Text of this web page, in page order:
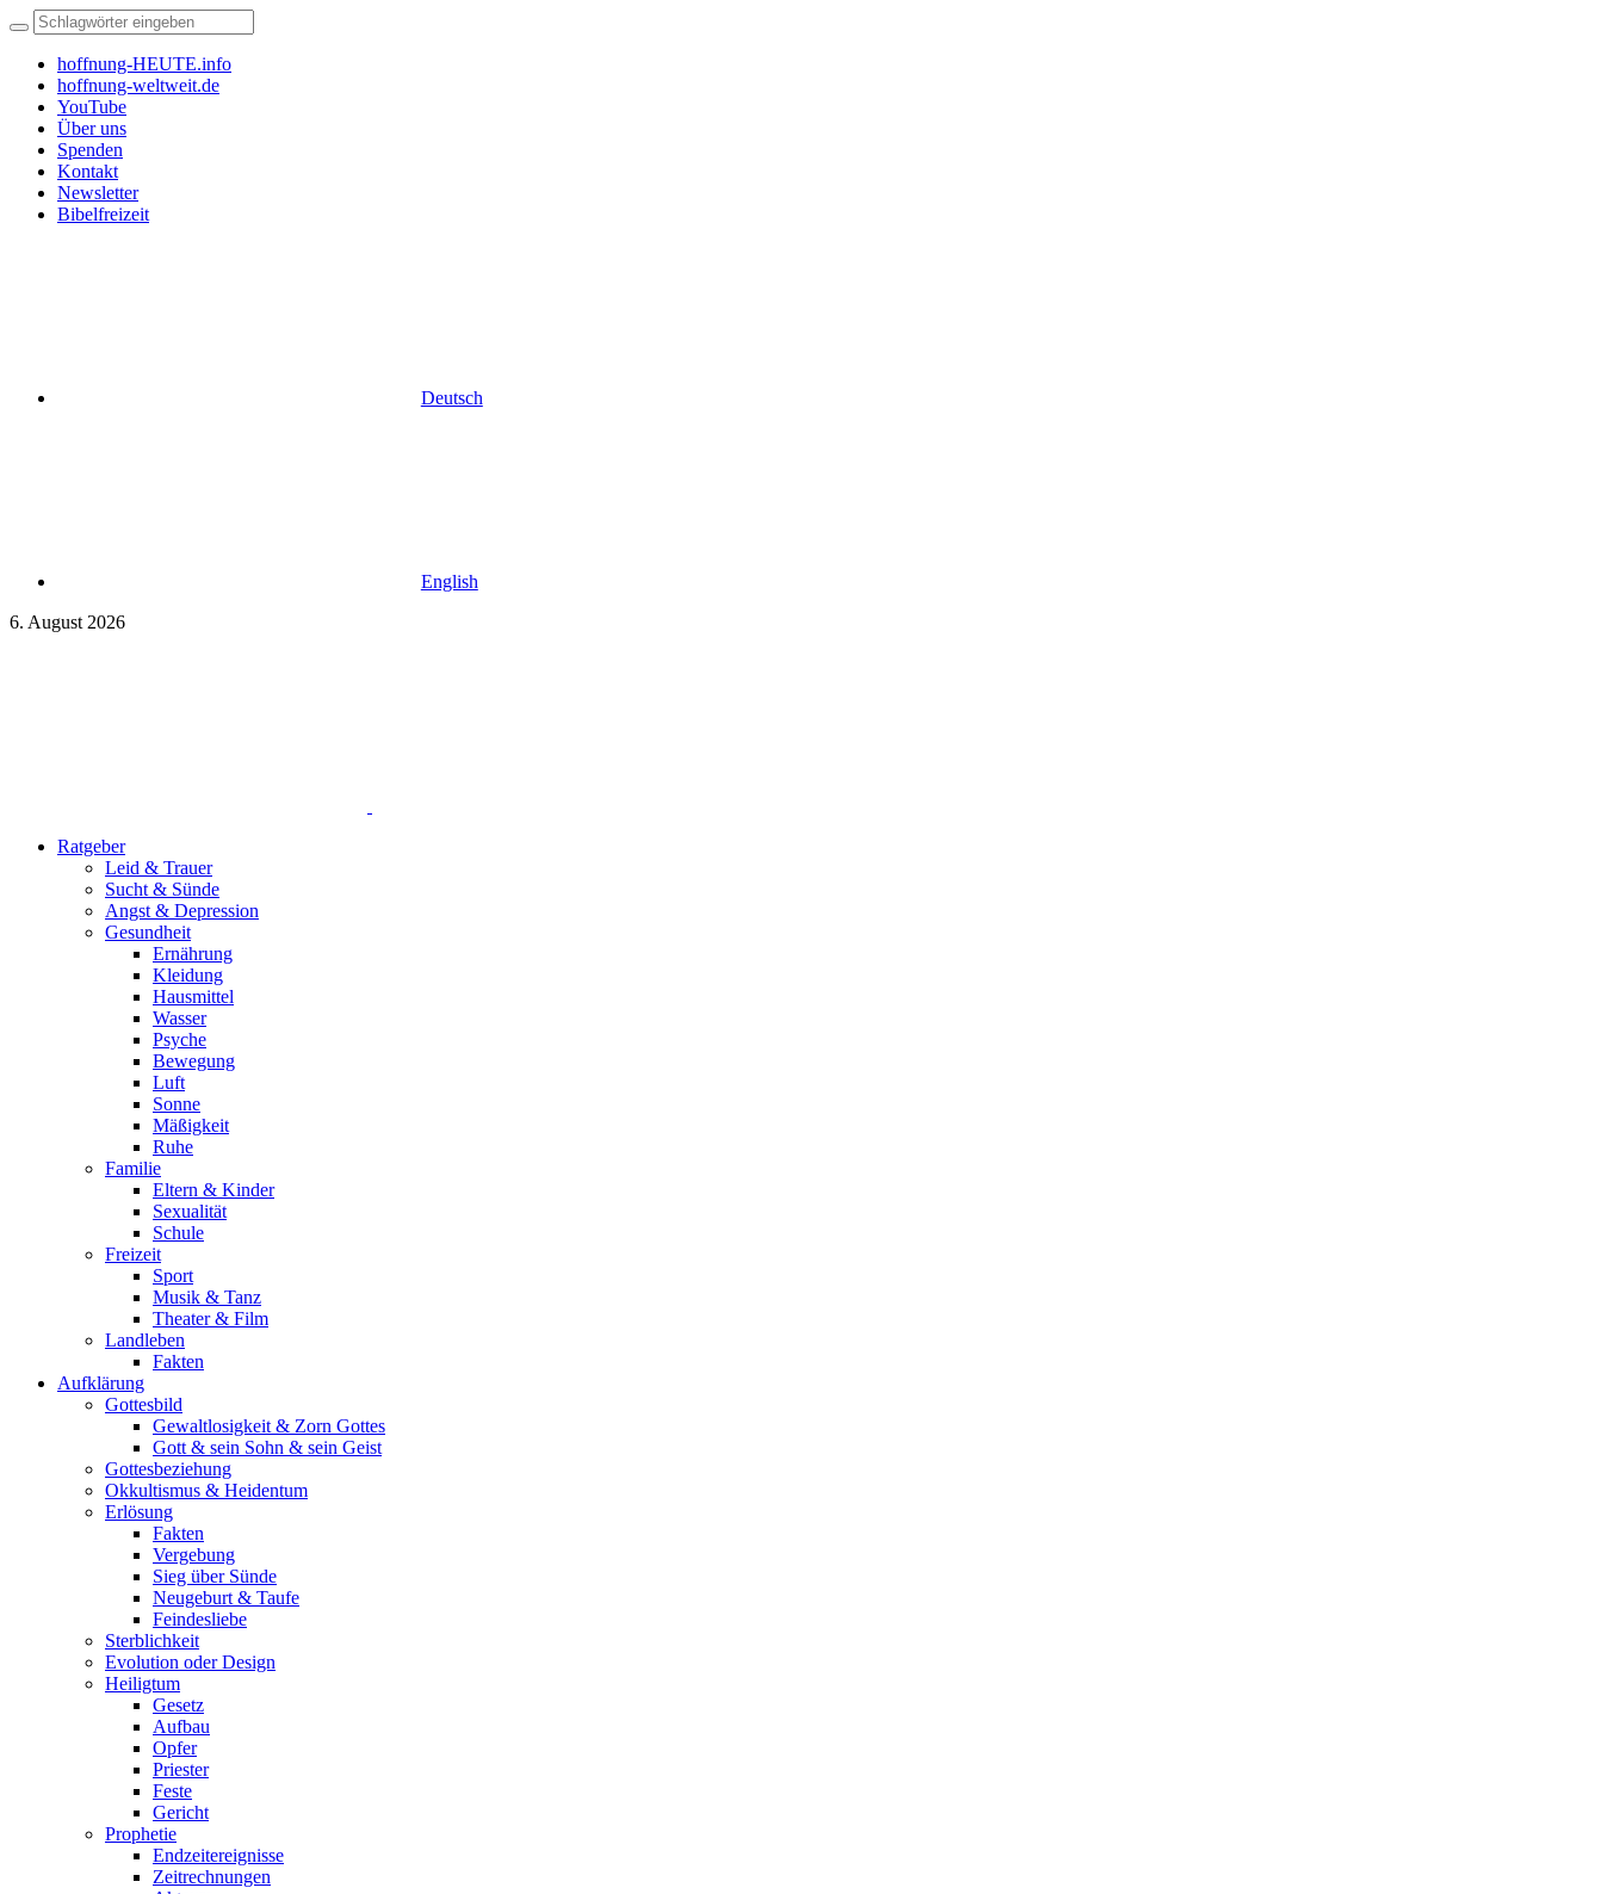
hoffnung-HEUTE.info
hoffnung-weltweit.de
YouTube
Über uns
Spenden
Kontakt
Newsletter
Bibelfreizeit
Deutsch
English
6. August 2026
Ratgeber
Leid & Trauer
Sucht & Sünde
Angst & Depression
Gesundheit
Ernährung
Kleidung
Hausmittel
Wasser
Psyche
Bewegung
Luft
Sonne
Mäßigkeit
Ruhe
Familie
Eltern & Kinder
Sexualität
Schule
Freizeit
Sport
Musik & Tanz
Theater & Film
Landleben
Fakten
Aufklärung
Gottesbild
Gewaltlosigkeit & Zorn Gottes
Gott & sein Sohn & sein Geist
Gottesbeziehung
Okkultismus & Heidentum
Erlösung
Fakten
Vergebung
Sieg über Sünde
Neugeburt & Taufe
Feindesliebe
Sterblichkeit
Evolution oder Design
Heiligtum
Gesetz
Aufbau
Opfer
Priester
Feste
Gericht
Prophetie
Endzeitereignisse
Zeitrechnungen